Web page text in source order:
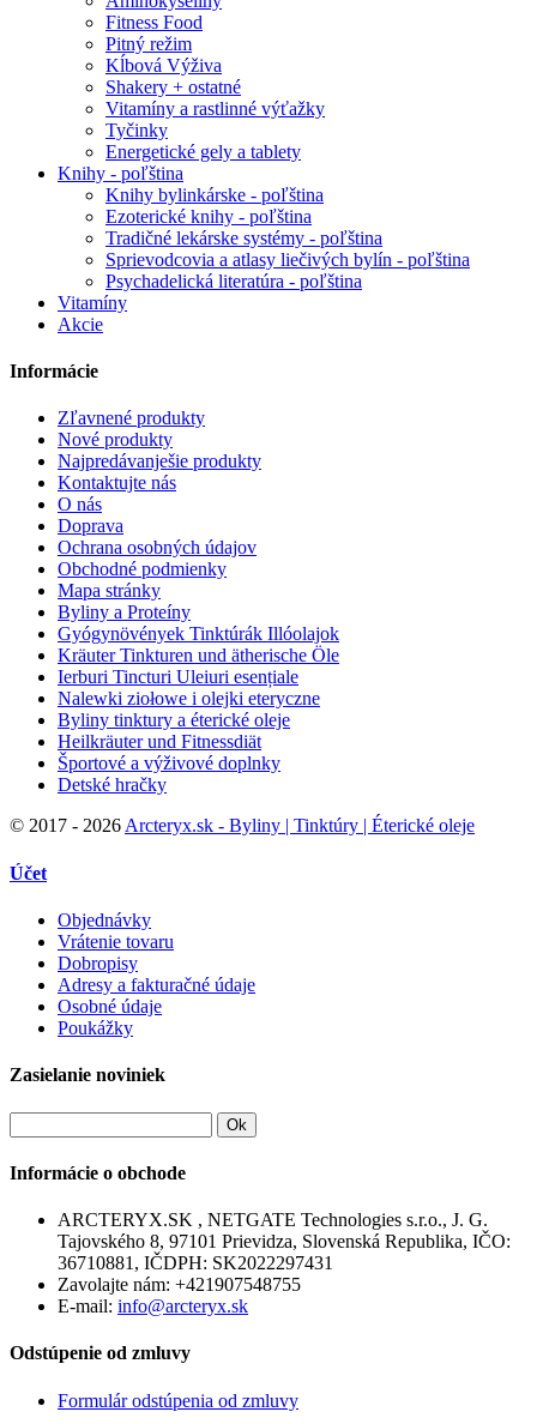
Fitness Food
Pitný režim
Kĺbová Výživa
Shakery + ostatné
Vitamíny a rastlinné výťažky
Tyčinky
Energetické gely a tablety
Knihy - poľština
Knihy bylinkárske - poľština
Ezoterické knihy - poľština
Tradičné lekárske systémy - poľština
Sprievodcovia a atlasy liečivých bylín - poľština
Psychadelická literatúra - poľština
Vitamíny
Akcie
Informácie
Zľavnené produkty
Nové produkty
Najpredávanješie produkty
Kontaktujte nás
O nás
Doprava
Ochrana osobných údajov
Obchodné podmienky
Mapa stránky
Byliny a Proteíny
Gyógynövények Tinktúrák Illóolajok
Kräuter Tinkturen und ätherische Öle
Ierburi Tincturi Uleiuri esențiale
Nalewki ziołowe i olejki eteryczne
Byliny tinktury a éterické oleje
Heilkräuter und Fitnessdiät
Športové a výživové doplnky
Detské hračky
© 2017 - 2026Arcteryx.sk - Byliny | Tinktúry | Éterické oleje
Účet
Objednávky
Vrátenie tovaru
Dobropisy
Adresy a fakturačné údaje
Osobné údaje
Poukážky
Zasielanie noviniek
Ok
Informácie o obchode
ARCTERYX.SK , NETGATE Technologies s.r.o., J. G.
Tajovského 8, 97101 Prievidza, Slovenská Republika, IČO:
36710881, IČDPH: SK2022297431
Zavolajte nám: +421907548755
E-mail: info@arcteryx.sk
Odstúpenie od zmluvy
Formulár odstúpenia od zmluvy